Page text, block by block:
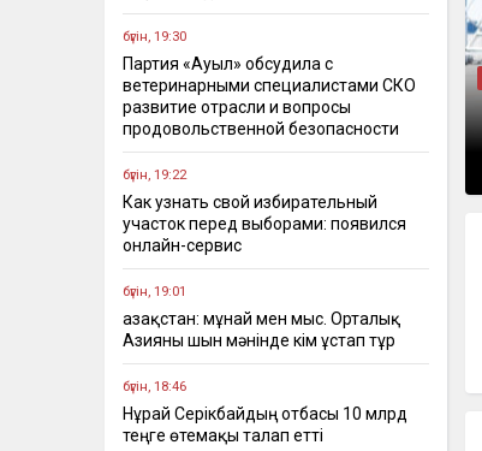
бүгін, 19:30
Партия «Ауыл» обсудила с
ветеринарными специалистами СКО
развитие отрасли и вопросы
продовольственной безопасности
бүгін, 19:22
Как узнать свой избирательный
участок перед выборами: появился
онлайн-сервис
бүгін, 19:01
Қазақстан: мұнай мен мыс. Орталық
Азияны шын мәнінде кім ұстап тұр
бүгін, 18:46
Нұрай Серікбайдың отбасы 10 млрд
теңге өтемақы талап етті